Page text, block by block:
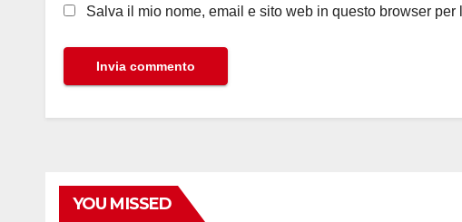
Salva il mio nome, email e sito web in questo browser
YOU MISSED